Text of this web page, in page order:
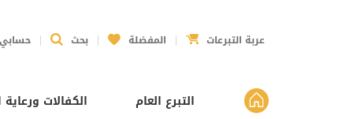
حسابي بحث المفضلة عربة التبرعات
التبرع العام الكفالات ورعاية